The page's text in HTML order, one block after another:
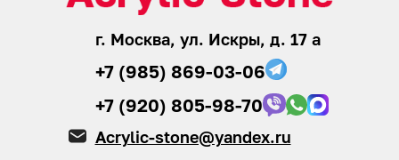
г. Москва, ул. Искры, д. 17 а
+7 (985) 869-03-06
+7 (920) 805-98-70
Acrylic-stone@yandex.ru